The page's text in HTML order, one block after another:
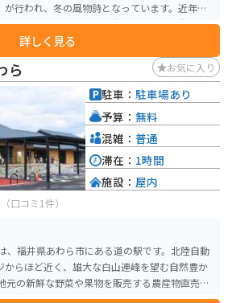
行われ、冬の風物詩となっています。近年、
わらカップカヌーポロ大会が開かれ、全国各
す。詳しく見る
ら お気に入り
（口コミ1件）
、福井県あわら市にある道の駅です。北陸自動
からほど近く、雄大な白山連峰を望む自然豊か
越前あわら温泉」の湯を使った足湯などが人
駐車： 駐車場あり
予算： 無料
混雑： 普通
滞在： 1時間
施設： 屋内